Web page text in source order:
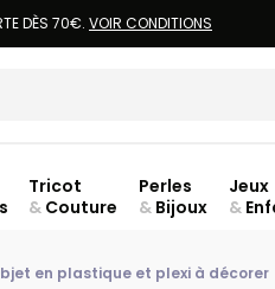
DÈS 70€. VOIR CONDITIONS
Tricot
& Couture
Perles
& Bijoux
Jeux
&
en plastique et plexi à décorer